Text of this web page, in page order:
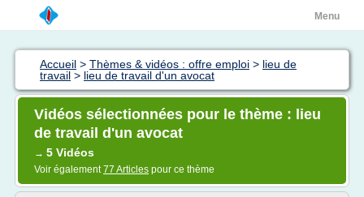
Menu
Accueil > Thèmes & vidéos : offre emploi > lieu de
travail > lieu de travail d'un avocat
Vidéos sélectionnées pour le thème : lieu
de travail d'un avocat
→ 5 Vidéos
Voir également77 Articles pour ce thème